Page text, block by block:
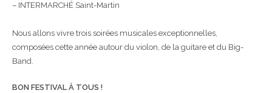
– INTERMARCHÉ Saint-Martin
Nous allons vivre trois soirées musicales exceptionnelles,
composées cette année autour du violon, de la guitare et du Big-
Band.
BON FESTIVAL À TOUS !